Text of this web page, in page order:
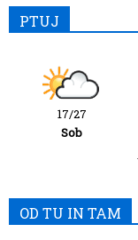
PTUJ
17/27
Sob
OD TU IN TAM